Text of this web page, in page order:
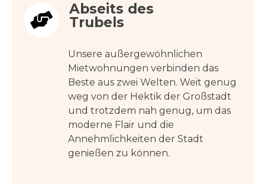
Abseits des
Trubels
Unsere außergewöhnlichen
Mietwohnungen verbinden das
Beste aus zwei Welten. Weit genug
weg von der Hektik der Großstadt
und trotzdem nah genug, um das
moderne Flair und die
Annehmlichkeiten der Stadt
genießen zu können.